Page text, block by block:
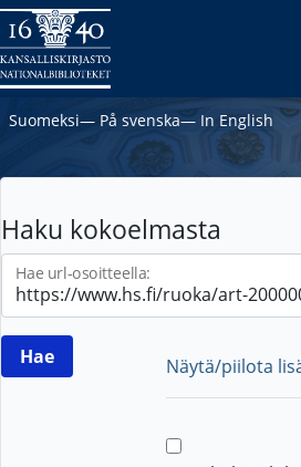
Suomeksi― På svenska― In English
Haku kokoelmasta
Hae url-osoitteella:
Näytä/piilota